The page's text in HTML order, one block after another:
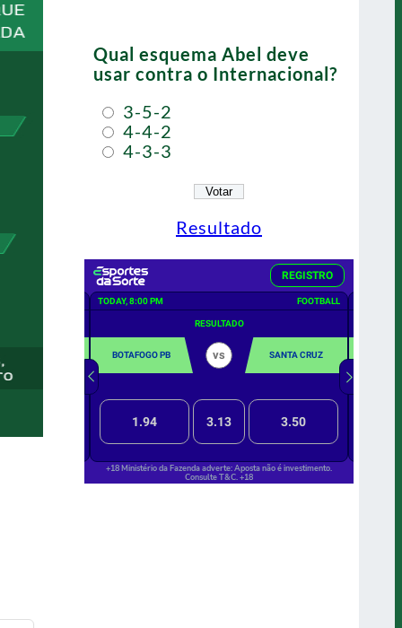
Qual esquema Abel deve
usar contra o Internacional?
3-5-2
4-4-2
4-3-3
Resultado